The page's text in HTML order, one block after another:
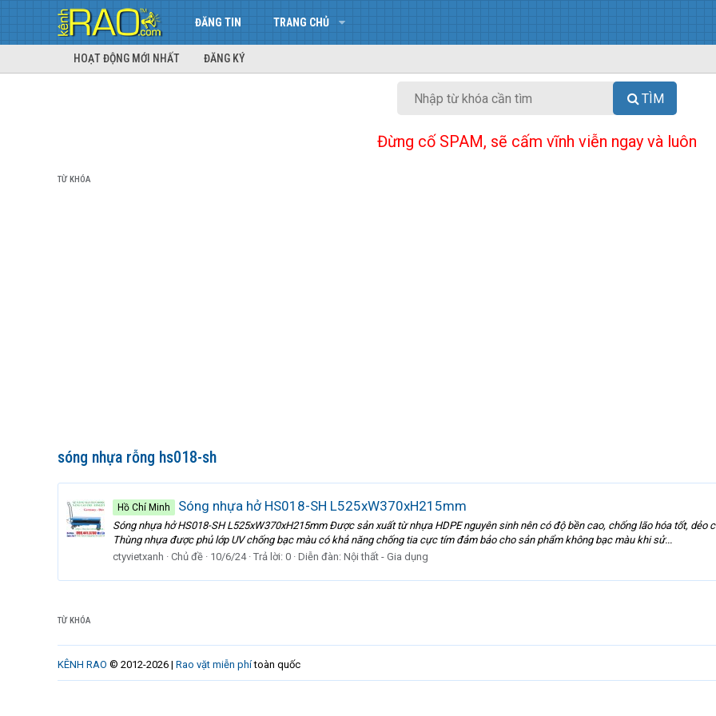
ĐĂNG TIN TRANG CHỦ
HOẠT ĐỘNG MỚI NHẤT ĐĂNG KÝ
TÌM
Đừng cố SPAM, sẽ cấm vĩnh viễn ngay và luôn
TỪ KHÓA
sóng nhựa rỗng hs018-sh
Hồ Chí Minh Sóng nhựa hở HS018-SH L525xW370xH215mm
Sóng nhựa hở HS018-SH L525xW370xH215mm Được sản xuất từ nhựa HDPE nguyên sinh nên có độ bền cao, chống lão hóa tốt,
Thùng nhựa được phủ lớp UV chống bạc màu có khả năng chống tia cực tím đảm bảo cho sản phẩm không bạc màu khi sử...
ctyvietxanh
Chủ đề 10/6/24 Trả lời: 0 Diễn đàn: Nội thất - Gia dụng
TỪ KHÓA
KÊNH RAO © 2012-2026 | Rao vặt miễn phítoàn quốc